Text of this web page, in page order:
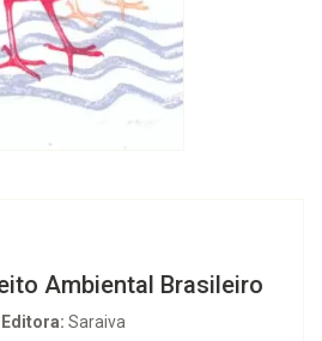
Ambiental Brasileiro
Editora: Saraiva